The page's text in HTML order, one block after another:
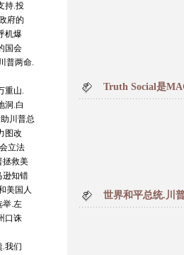
持.投
府的
机爆
国会
普两命.
重山.
洞.白
川普总
图改
立法
拯救美
逊知错
美国人
举.左
口诛
.我们
Truth Social是
世界和平总统.川